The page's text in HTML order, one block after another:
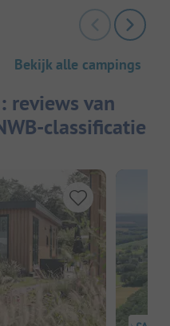
Bekijk alle campings
reviews van
classificatie